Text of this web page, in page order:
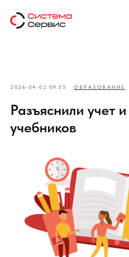
2026-04-02 09:55 ОБРАЗОВАНИЕ
Разъяснили учет
учебников